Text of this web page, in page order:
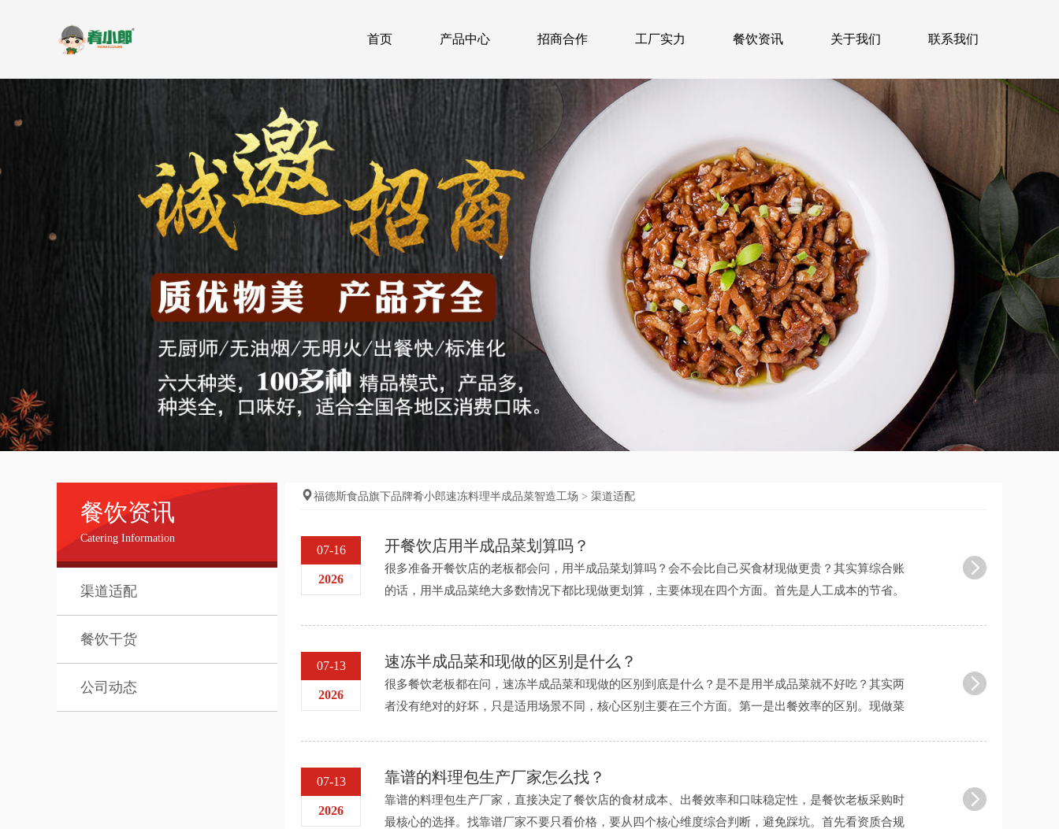
首页 产品中心 招商合作 工厂实力 餐饮资讯 关于我们 联系我们
餐饮资讯
Catering Information
渠道适配
餐饮干货
公司动态
福德斯食品旗下品牌肴小郎速冻料理半成品菜智造工场 > 渠道适配
07-16
2026
开餐饮店用半成品菜划算吗？
很多准备开餐饮店的老板都会问，用半成品菜划算吗？会不会比自己买食材现做更贵？其实算综合账
的话，用半成品菜绝大多数情况下都比现做更划算，主要体现在四个方面。首先是人工成本的节省。
07-13
2026
速冻半成品菜和现做的区别是什么？
很多餐饮老板都在问，速冻半成品菜和现做的区别到底是什么？是不是用半成品菜就不好吃？其实两
者没有绝对的好坏，只是适用场景不同，核心区别主要在三个方面。第一是出餐效率的区别。现做菜
07-13
2026
靠谱的料理包生产厂家怎么找？
靠谱的料理包生产厂家，直接决定了餐饮店的食材成本、出餐效率和口味稳定性，是餐饮老板采购时
最核心的选择。找靠谱厂家不要只看价格，要从四个核心维度综合判断，避免踩坑。首先看资质合规